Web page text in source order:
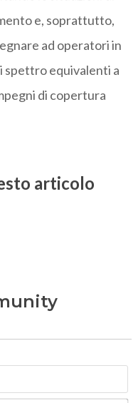
e, soprattutto,
ad operatori in
spettro equivalenti a
di copertura
articolo